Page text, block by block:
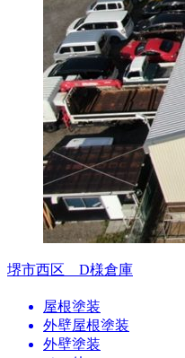
堺市西区 D様倉庫
屋根塗装
外壁屋根塗装
外壁塗装